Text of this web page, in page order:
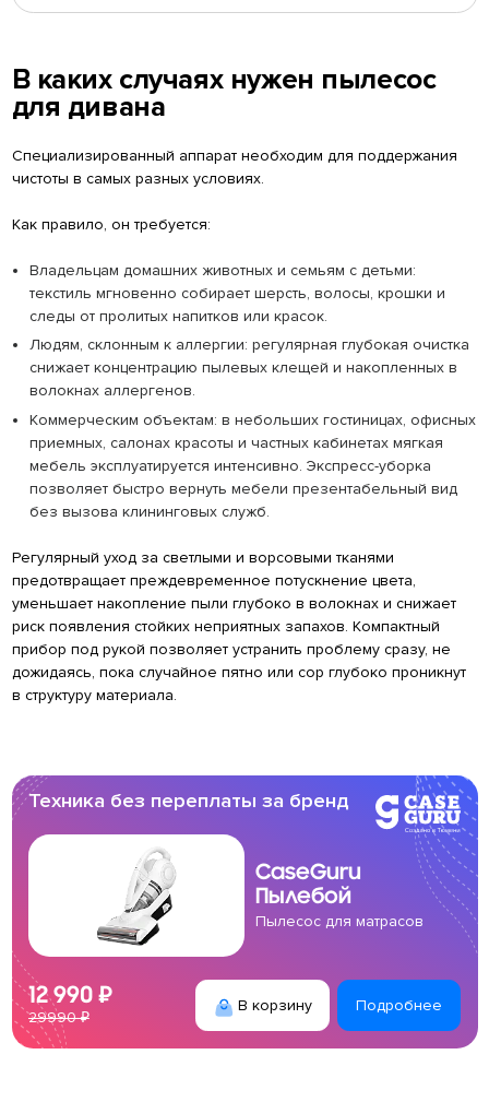
В каких случаях нужен пылесос
для дивана
Специализированный аппарат необходим для поддержания
чистоты в самых разных условиях.
Как правило, он требуется:
Владельцам домашних животных и семьям с детьми:
текстиль мгновенно собирает шерсть, волосы, крошки и
следы от пролитых напитков или красок.
Людям, склонным к аллергии: регулярная глубокая очистка
снижает концентрацию пылевых клещей и накопленных в
волокнах аллергенов.
Коммерческим объектам: в небольших гостиницах, офисных
приемных, салонах красоты и частных кабинетах мягкая
мебель эксплуатируется интенсивно. Экспресс-уборка
позволяет быстро вернуть мебели презентабельный вид
без вызова клининговых служб.
Регулярный уход за светлыми и ворсовыми тканями
предотвращает преждевременное потускнение цвета,
уменьшает накопление пыли глубоко в волокнах и снижает
риск появления стойких неприятных запахов. Компактный
прибор под рукой позволяет устранить проблему сразу, не
дожидаясь, пока случайное пятно или сор глубоко проникнут
в структуру материала.
Техника без переплаты за бренд
CaseGuru
Пылебой
Пылесос для матрасов
29990 ₽
12 990 ₽ В корзину Подробнее